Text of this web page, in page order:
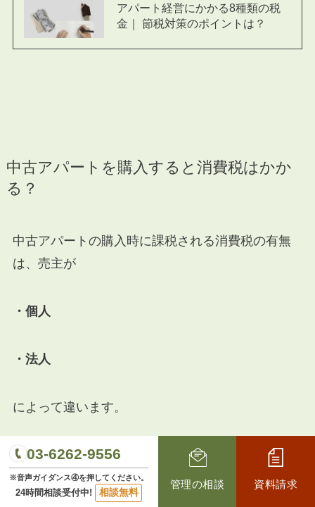
アパート経営にかかる8種類の税
金｜ 節税対策のポイントは？
中古アパートを購入すると消費税はかか
る？
中古アパートの購入時に課税される消費税の有無
は、売主が
・個人
・法人
によって違います。
中古アパートの売主が個人の場合は、消費税がか
かりませんが、法人の場合はかかります。
03-6262-9556
※音声ガイダンス④を押してください。
24時間相談受付中! 相談無料
管理の相談 資料請求